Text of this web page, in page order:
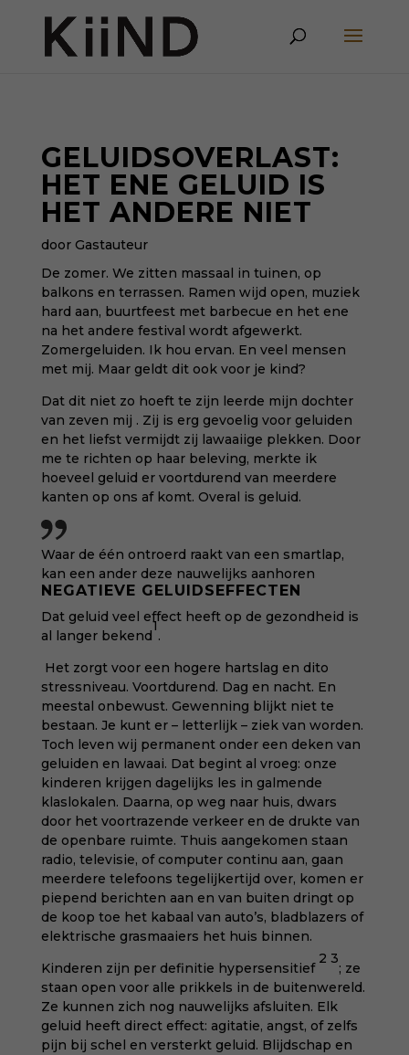
GELUIDSOVERLAST:
HET ENE GELUID IS
HET ANDERE NIET
door Gastauteur
De zomer. We zitten massaal in tuinen, op
balkons en terrassen. Ramen wijd open, muziek
hard aan, buurtfeest met barbecue en het ene
na het andere festival wordt afgewerkt.
Zomergeluiden. Ik hou ervan. En veel mensen
met mij. Maar geldt dit ook voor je kind?
Dat dit niet zo hoeft te zijn leerde mijn dochter
van zeven mij . Zij is erg gevoelig voor geluiden
en het liefst vermijdt zij lawaaiige plekken. Door
me te richten op haar beleving, merkte ik
hoeveel geluid er voortdurend van meerdere
kanten op ons af komt. Overal is geluid.
Waar de één ontroerd raakt van een smartlap,
kan een ander deze nauwelijks aanhoren
NEGATIEVE GELUIDSEFFECTEN
Dat geluid veel effect heeft op de gezondheid is
al langer bekend
1
.
Het zorgt voor een hogere hartslag en dito
stressniveau. Voortdurend. Dag en nacht. En
meestal onbewust. Gewenning blijkt niet te
bestaan. Je kunt er – letterlijk – ziek van worden.
Toch leven wij permanent onder een deken van
geluiden en lawaai. Dat begint al vroeg: onze
kinderen krijgen dagelijks les in galmende
klaslokalen. Daarna, op weg naar huis, dwars
door het voortrazende verkeer en de drukte van
de openbare ruimte. Thuis aangekomen staan
radio, televisie, of computer continu aan, gaan
meerdere telefoons tegelijkertijd over, komen er
piepend berichten aan en van buiten dringt op
de koop toe het kabaal van auto’s, bladblazers of
elektrische grasmaaiers het huis binnen.
Kinderen zijn per definitie hypersensitief
2 3
; ze
staan open voor alle prikkels in de buitenwereld.
Ze kunnen zich nog nauwelijks afsluiten. Elk
geluid heeft direct effect: agitatie, angst, of zelfs
pijn bij schel en versterkt geluid. Blijdschap en